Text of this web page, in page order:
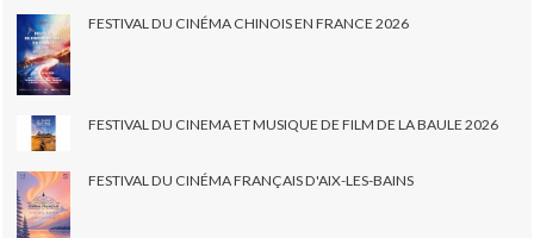
FESTIVAL DU CINÉMA CHINOIS EN FRANCE 2026
FESTIVAL DU CINEMA ET MUSIQUE DE FILM DE LA BAULE 2026
FESTIVAL DU CINÉMA FRANÇAIS D'AIX-LES-BAINS